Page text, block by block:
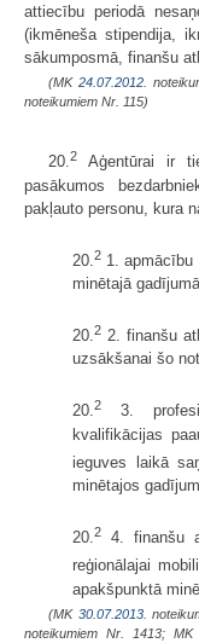
attiecību periodā
(ikmēneša stipendija,
sākumposmā, finanšu
(MK 24.07.2012.
noteikumiem Nr. 115)
20.2
Aģentūrai ir
pasākumos
pakļauto personu, kura
20. 2 1.
minētajā
20.2 2. finanšu
uzsākšanai šo
20.2
3.
kvalifikācijas
ieguves laikā
minētajos
20.2
4. finanšu
reģionālajai
apakšpunktā
(MK 30.07.2013.
noteikumiem Nr. 1413; MK